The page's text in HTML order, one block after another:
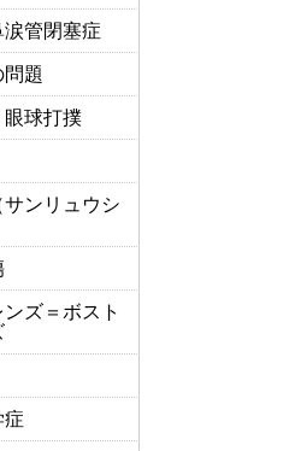
管閉塞症
問題
眼球打撲
ンリュウシ
ズ＝ボスト
症